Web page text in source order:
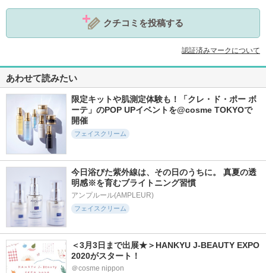
クチコミを投稿する
認証済みマークについて
あわせて読みたい
限定キットや肌測定体験も！「クレ・ド・ポー ボ
ーテ」のPOP UPイベントを@cosme TOKYOで
開催
フェイスクリーム
今日浴びた紫外線は、その日のうちに。 真夏の透
明感※を育むブライトニング習慣
アンプルール(AMPLEUR)
フェイスクリーム
＜3月3日まで出展★＞HANKYU J-BEAUTY EXPO
2020がスタート！
＠cosme nippon